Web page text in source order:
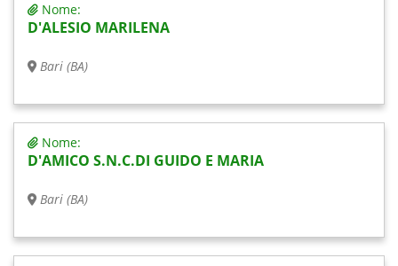
Nome:
D'ALESIO MARILENA
Bari (BA)
Nome:
D'AMICO S.N.C.DI GUIDO E MARIA
Bari (BA)